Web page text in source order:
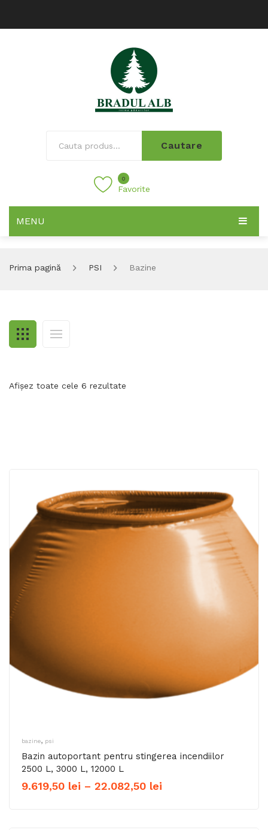
Cautare
0
Favorite
MENU
Prima pagină PSI Bazine
Afișez toate cele 6 rezultate
bazine, psi
Bazin autoportant pentru stingerea incendiilor
2500 L, 3000 L, 12000 L
9.619,50 lei – 22.082,50 lei